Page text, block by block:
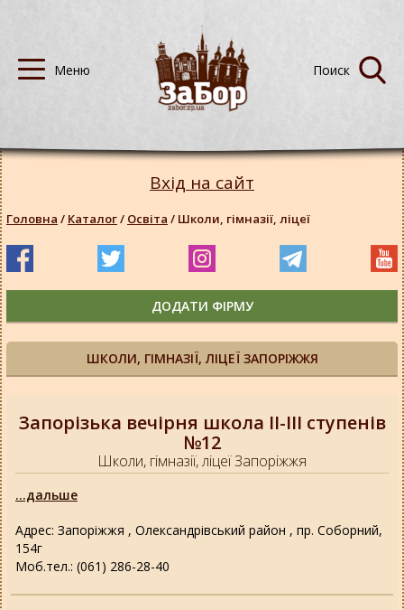
ШКОЛИ, ГІМНАЗІЇ, ЛІЦЕЇ ЗАПОРІЖЖЯ
Запорізька вечірня школа ІІ-ІІІ ступенів
№12
Школи, гімназії, ліцеї Запоріжжя
Адрес: Запоріжжя , Олександрівський район , пр. Соборний,
154г
Моб.тел.: (061) 286-28-40
...дальше
Вхід на сайт
Головна / Каталог/ Освіта / Школи, гімназії, ліцеї
ДОДАТИ ФІРМУ